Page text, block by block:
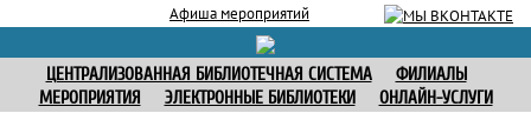
Афиша мероприятий
ЦЕНТРАЛИЗОВАННАЯ БИБЛИОТЕЧНАЯ СИСТЕМА
ФИЛИАЛЫ
МЕРОПРИЯТИЯ
ЭЛЕКТРОННЫЕ БИБЛИОТЕКИ ОНЛАЙН-УСЛУГИ